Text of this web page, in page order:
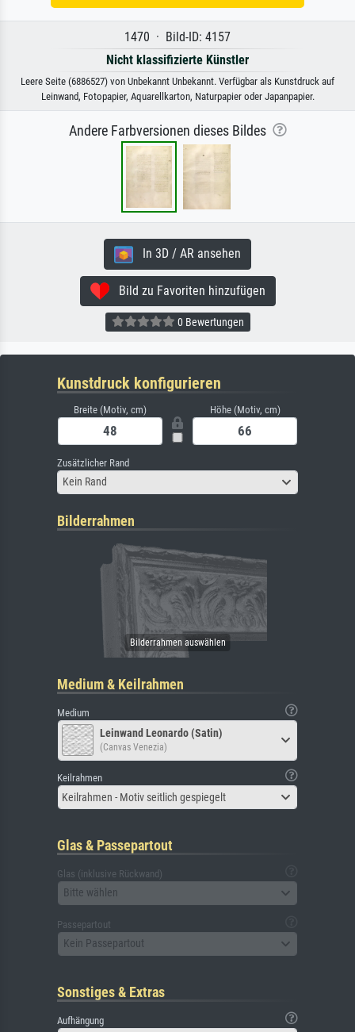
1470 · Bild-ID: 4157
Nicht klassifizierte Künstler
Leere Seite (6886527) von Unbekannt Unbekannt. Verfügbar als Kunstdruck auf
Leinwand, Fotopapier, Aquarellkarton, Naturpapier oder Japanpapier.
Andere Farbversionen dieses Bildes
In 3D / AR ansehen
Bild zu Favoriten hinzufügen
0 Bewertungen
Kunstdruck konfigurieren
Breite (Motiv, cm) Höhe (Motiv, cm)
Zusätzlicher Rand
Kein Rand
Bilderrahmen
Medium & Keilrahmen
Medium
Leinwand Leonardo (Satin)
(Canvas Venezia)
Keilrahmen
Keilrahmen - Motiv seitlich gespiegelt
Glas & Passepartout
Glas (inklusive Rückwand)
Bitte wählen
Passepartout
Kein Passepartout
Sonstiges & Extras
Aufhängung